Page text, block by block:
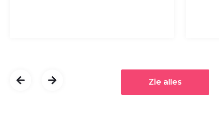
Zie alles